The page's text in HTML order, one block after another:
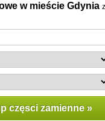
w mieście Gdynia